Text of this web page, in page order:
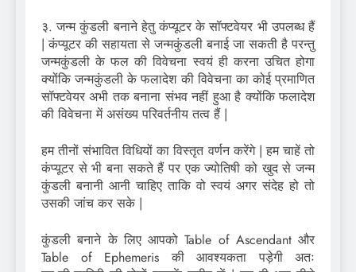
३. जन्म कुंडली बनाने हेतु कंप्यूटर के सॉफ्टवेयर भी उपलब्ध हैं
| कंप्यूटर की सहायता से जन्मकुंडली बनाई जा सकती है परन्तु
जन्मकुंडली के फल की विवेचना स्वयं ही करना उचित होगा
क्योंकि जन्मकुंडली के फलादेश की विवेचना का कोई प्रमाणित
सॉफ्टवेयर अभी तक बनाना संभव नहीं हुआ है क्योंकि फलादेश
की विवेचना में असंख्य परिवर्तनीय तत्व हैं |
हम तीनों संभावित विधियों का विस्तृत वर्णन करेंगे | हम चाहें तो
कंप्यूटर से भी बना सकते हैं पर एक ज्योतिषी को खुद से जन्म
कुंडली बनानी आनी चाहिए ताकि वो स्वयं अगर संदेह हो तो
उसकी जांच कर सके |
कुंडली बनाने के लिए आपको Table of Ascendant और
Table of Ephemeris की आवश्यकता पड़ेगी अतः